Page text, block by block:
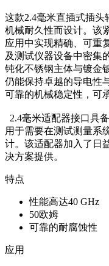
这款2.4毫米直插式插
机械耐久性而设计。该
应用中实现精确、可重
及测试仪器设备中密集
钝化不锈钢主体与镀金
仍能保持卓越的导电性
可靠的机械稳定性，可
2.4毫米适配器接口具
用于需要在测试测量系
计。该适配器加入了日
决方案提供。
特点
性能高达40 GHz
50欧姆
可靠的耐腐蚀性
应用